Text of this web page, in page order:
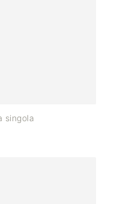
singola